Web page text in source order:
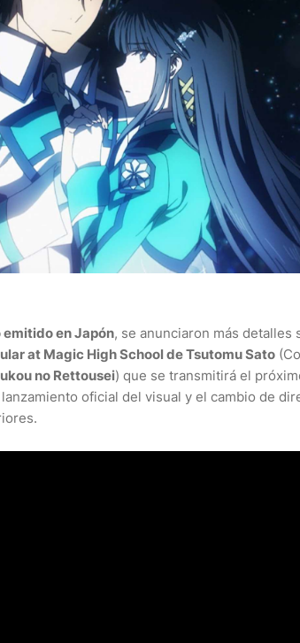
emitido en Japón, se anunciaron más detalles
at Magic High School de Tsutomu Sato
no Rettousei) que se transmitirá el
oficial del visual y el cambio de